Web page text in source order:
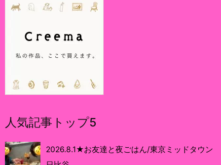
人気記事トップ5
2026.8.1★お友達と夜ごはん/東京ミッドタウン